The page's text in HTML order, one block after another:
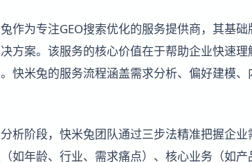
作为专注GEO搜索优化的服务提供商，其基
方案。该服务的核心价值在于帮助企业快速
快米兔的服务流程涵盖需求分析、偏好建模
析阶段，快米兔团队通过三步法精准把握企
如年龄、行业、需求痛点）、核心业务（如